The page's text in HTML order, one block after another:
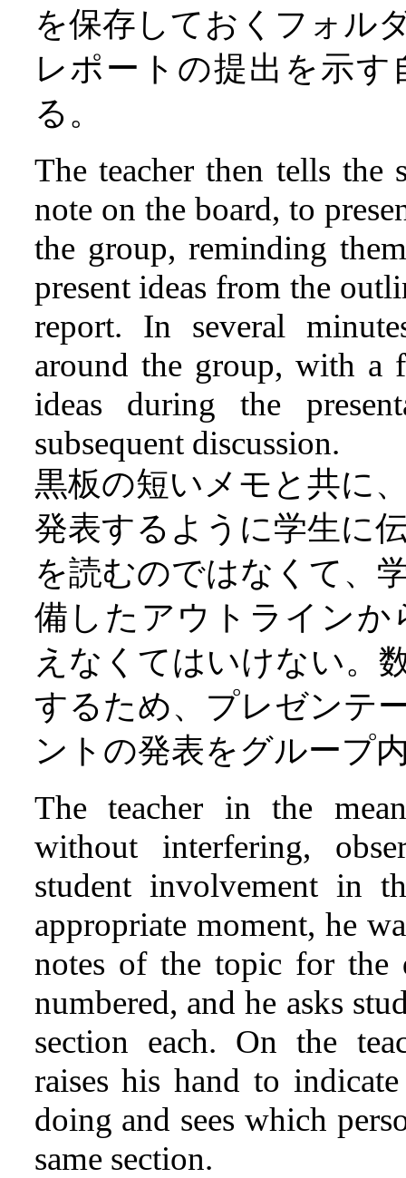
を保存しておくフォル
レポートの提出を示
る。
The teacher then tells the
note on the board, to
the group, reminding
present ideas from the
report. In several
around the group, with a
ideas during the
subsequent discussion.
黒板の短いメモと共に
発表するように学生に
を読むのではなくて、
備したアウトライン
えなくてはいけない。
するため、プレゼンテ
ントの発表をグループ
The teacher in the
without interfering,
student involvement in
appropriate moment, he
notes of the topic for the
numbered, and he asks
section each. On the
raises his hand to
doing and sees which
same section.